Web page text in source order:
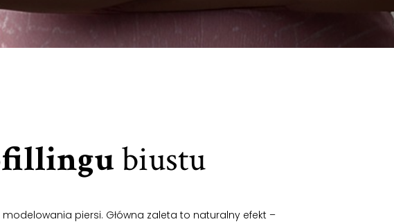
biustu
piersi. Główna zaleta to naturalny efekt –